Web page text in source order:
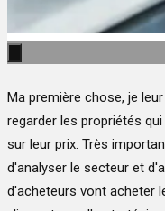
Ma première chose, je
regarder les propriétés
sur leur prix. Très
d'analyser le secteur et
d'acheteurs vont acheter